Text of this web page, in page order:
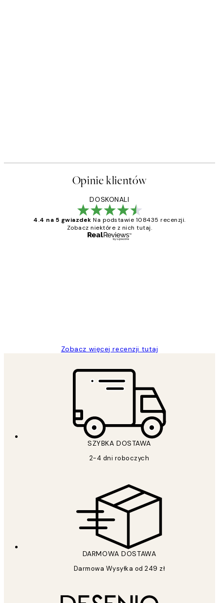
Opinie klientów
DOSKONALI
4.4 na 5 gwiazdek Na podstawie 108435 recenzji.
Zobacz niektóre z nich tutaj.
Zobacz więcej recenzji tutaj
SZYBKA DOSTAWA
2-4 dni roboczych
DARMOWA DOSTAWA
Darmowa Wysyłka od 249 zł